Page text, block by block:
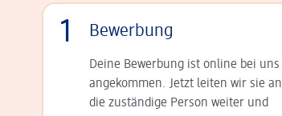
1 Bewerbung
Deine Bewerbung ist online bei uns
angekommen. Jetzt leiten wir sie an
die zu­stän­dige Person weiter und